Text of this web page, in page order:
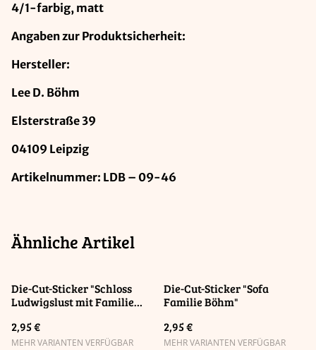
4/1-farbig, matt
Angaben zur Produktsicherheit:
Hersteller:
Lee D. Böhm
Elsterstraße 39
04109 Leipzig
Artikelnummer: LDB – 09-46
Ähnliche Artikel
Die-Cut-Sticker "Schloss
Ludwigslust mit Familie
2,95 €
MEHR VARIANTEN VERFÜGBAR
Die-Cut-Sticker "Sofa
Familie Böhm"
2,95 €
MEHR VARIANTEN VERFÜGBAR